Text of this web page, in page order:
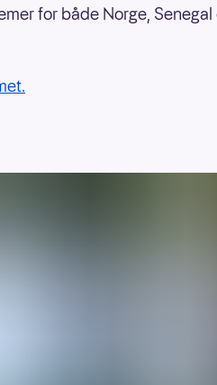
for både Norge, Senegal